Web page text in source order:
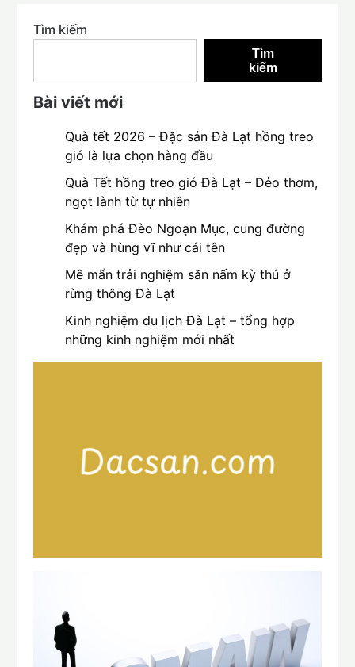
Tìm kiếm
Tìm
kiếm
Bài viết mới
Quà tết 2026 – Đặc sản Đà Lạt hồng treo
gió là lựa chọn hàng đầu
Quà Tết hồng treo gió Đà Lạt – Dẻo thơm,
ngọt lành từ tự nhiên
Khám phá Đèo Ngoạn Mục, cung đường
đẹp và hùng vĩ như cái tên
Mê mẩn trải nghiệm săn nấm kỳ thú ở
rừng thông Đà Lạt
Kinh nghiệm du lịch Đà Lạt – tổng hợp
những kinh nghiệm mới nhất